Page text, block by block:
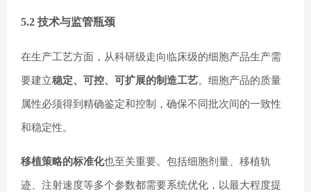
5.2 技术与监管瓶颈
在生产工艺方面，从科研级走向临床级的细胞产品生产需
要建立稳定、可控、可扩展的制造工艺。细胞产品的质量
属性必须得到精确鉴定和控制，确保不同批次间的一致性
和稳定性。
移植策略的标准化也至关重要。包括细胞剂量、移植轨
迹、注射速度等多个参数都需要系统优化，以最大程度提